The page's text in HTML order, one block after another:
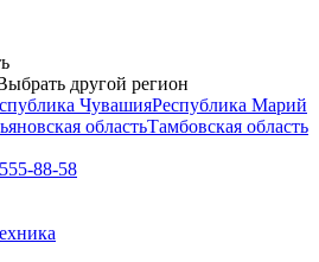
другой регион
ЧувашияРеспублика Марий
областьТамбовская область
88-58